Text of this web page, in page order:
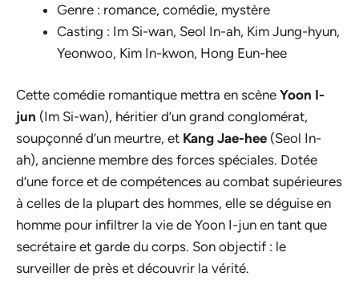
Genre : romance, comédie, mystère
Casting : Im Si-wan, Seol In-ah, Kim Jung-hyun,
Yeonwoo, Kim In-kwon, Hong Eun-hee
Cette comédie romantique mettra en scène Yoon I-
jun (Im Si-wan), héritier d’un grand conglomérat,
soupçonné d’un meurtre, et Kang Jae-hee (Seol In-
ah), ancienne membre des forces spéciales. Dotée
d’une force et de compétences au combat supérieures
à celles de la plupart des hommes, elle se déguise en
homme pour infiltrer la vie de Yoon I-jun en tant que
secrétaire et garde du corps. Son objectif : le
surveiller de près et découvrir la vérité.